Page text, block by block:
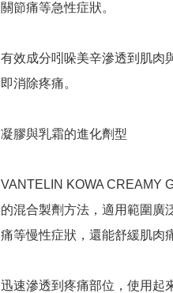
關節痛等急性症狀。
有效成分吲哚美辛滲透到肌肉
即消除疼痛。
凝膠與乳霜的進化劑型
VANTELIN KOWA CREAMY
的混合製劑方法，適用範圍廣
痛等慢性症狀，還能舒緩肌肉
迅速滲透到疼痛部位，使用起